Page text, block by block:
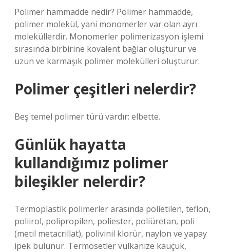
Polimer hammadde nedir? Polimer hammadde,
polimer molekül, yani monomerler var olan ayrı
moleküllerdir. Monomerler polimerizasyon işlemi
sırasında birbirine kovalent bağlar oluşturur ve
uzun ve karmaşık polimer molekülleri oluşturur.
Polimer çeşitleri nelerdir?
Beş temel polimer türü vardır: elbette.
Günlük hayatta
kullandığımız polimer
bileşikler nelerdir?
Termoplastik polimerler arasında polietilen, teflon,
poliirol, polipropilen, poliester, poliüretan, poli
(metil metacrillat), polivinil klorür, naylon ve yapay
ipek bulunur. Termosetler vulkanize kauçuk,